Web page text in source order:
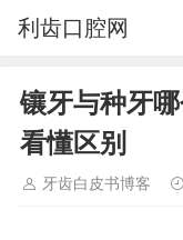
利齿口腔网
镶牙与种牙
看懂区别
牙齿白皮书博客